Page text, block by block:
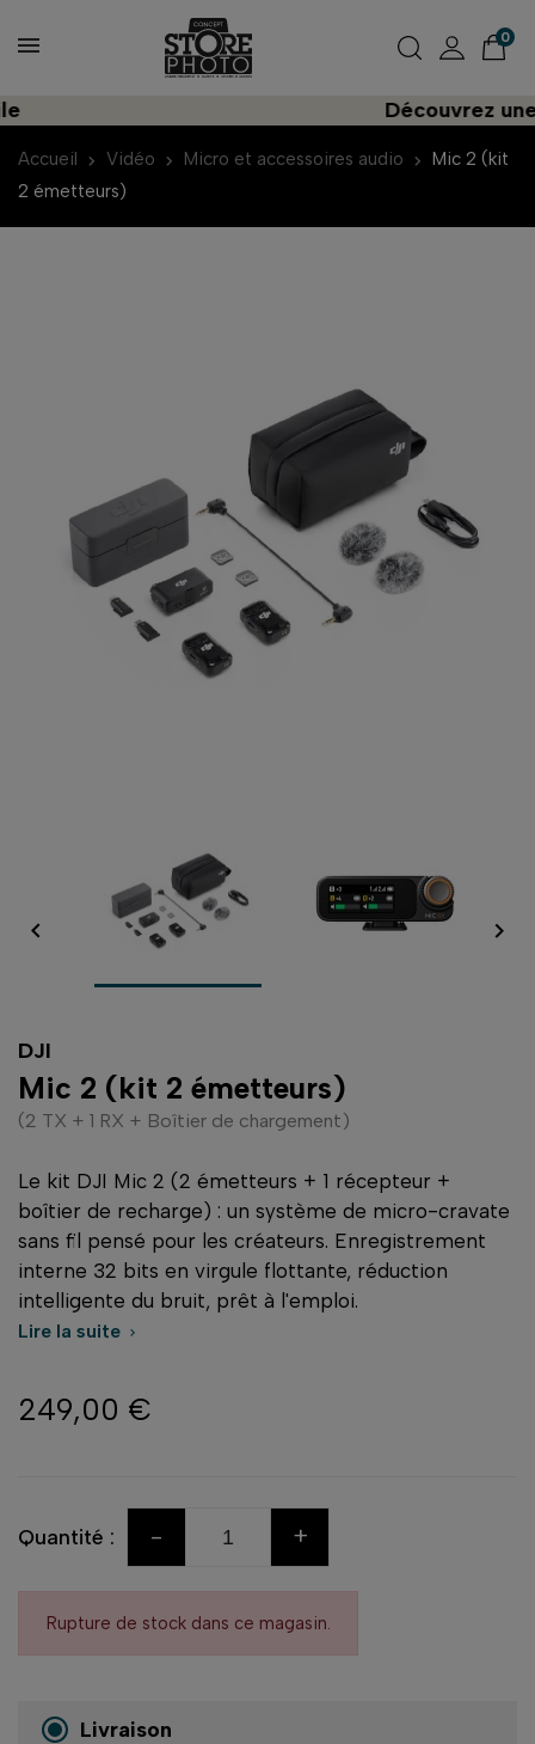
0
Découvrez une
Accueil Vidéo Micro et accessoires audio
Mic 2 (kit
2 émetteurs)
 
DJI
Mic 2 (kit 2 émetteurs)
(2 TX + 1 RX + Boîtier de chargement)
Le kit DJI Mic 2 (2 émetteurs + 1 récepteur +
boîtier de recharge) : un système de micro-cravate
sans fil pensé pour les créateurs. Enregistrement
interne 32 bits en virgule flottante, réduction
intelligente du bruit, prêt à l'emploi.
Lire la suite 
249,00 €
Quantité : - +
Rupture de stock dans ce magasin.
Livraison